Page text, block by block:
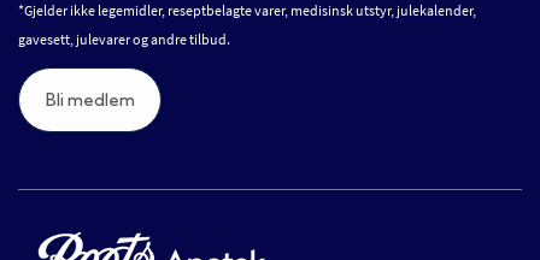
*Gjelder ikke legemidler, reseptbelagte varer, medisinsk utstyr, julekalender,
gavesett, julevarer og andre tilbud.
Bli medlem